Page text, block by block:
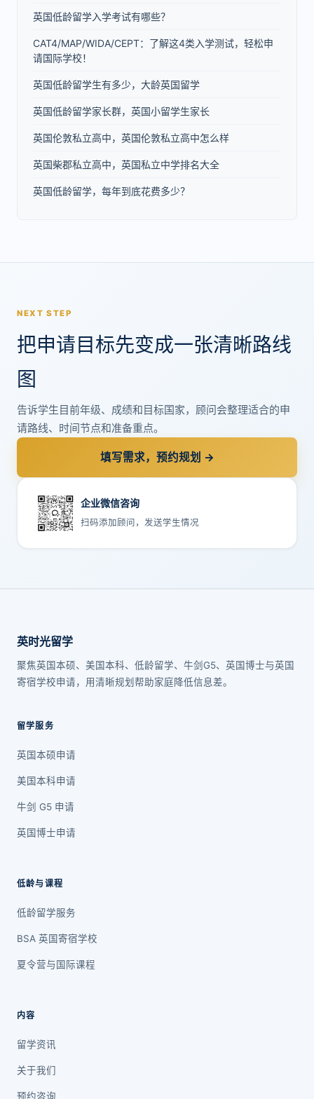
英国低龄留学入学考试有哪些？
CAT4/MAP/WIDA/CEPT：了解这4类入学测试，轻松申
请国际学校！
英国低龄留学生有多少，大龄英国留学
英国低龄留学家长群，英国小留学生家长
英国伦敦私立高中，英国伦敦私立高中怎么样
英国柴郡私立高中，英国私立中学排名大全
英国低龄留学，每年到底花费多少？
NEXT STEP
把申请目标先变成一张清晰路线
图
告诉学生目前年级、成绩和目标国家，顾问会整理适合的申
请路线、时间节点和准备重点。
填写需求，预约规划 →
企业微信咨询
扫码添加顾问，发送学生情况
英时光留学
聚焦英国本硕、美国本科、低龄留学、牛剑G5、英国博士与英国
寄宿学校申请，用清晰规划帮助家庭降低信息差。
留学服务
英国本硕申请
美国本科申请
牛剑 G5 申请
英国博士申请
低龄与课程
低龄留学服务
BSA 英国寄宿学校
夏令营与国际课程
内容
留学资讯
关于我们
预约咨询